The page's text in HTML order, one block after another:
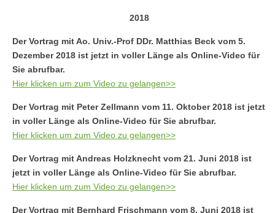
2018
Der Vortrag mit Ao. Univ.-Prof DDr. Matthias Beck vom 5.
Dezember 2018 ist jetzt in voller Länge als Online-Video für
Sie abrufbar.
Hier klicken um zum Video zu gelangen>>
Der Vortrag mit Peter Zellmann vom 11. Oktober 2018 ist jetzt
in voller Länge als Online-Video für Sie abrufbar.
Hier klicken um zum Video zu gelangen>>
Der Vortrag mit Andreas Holzknecht vom 21. Juni 2018 ist
jetzt in voller Länge als Online-Video für Sie abrufbar.
Hier klicken um zum Video zu gelangen>>
Der Vortrag mit Bernhard Frischmann vom 8. Juni 2018 ist